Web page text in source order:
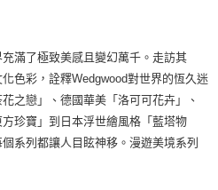
滿了極致美感且變幻萬千。走訪其
色彩，詮釋Wedgwood對世界的恆久迷
之戀」、德國華美「洛可可花卉」、
珍寶」到日本浮世繪風格「藍塔物
系列都讓人目眩神移。漫遊美境系列